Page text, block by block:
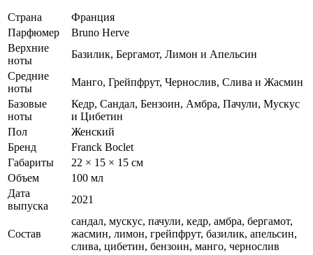
Страна
Франция
Парфюмер
Bruno Herve
Верхние
ноты
Базилик, Бергамот, Лимон и Апельсин
Средние
ноты
Манго, Грейпфрут, Чернослив, Слива и Жасмин
Базовые
ноты
Кедр, Сандал, Бензоин, Амбра, Пачули, Мускус
и Цибетин
Пол
Женский
Бренд
Franck Boclet
Габариты
22 × 15 × 15 см
Объем
100 мл
Дата
выпуска
2021
Состав
сандал, мускус, пачули, кедр, амбра, бергамот,
жасмин, лимон, грейпфрут, базилик, апельсин,
слива, цибетин, бензоин, манго, чернослив